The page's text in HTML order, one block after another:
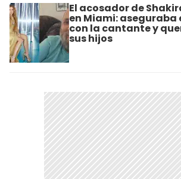
El acosador de
en Miami:
con la cantante y
sus hijos